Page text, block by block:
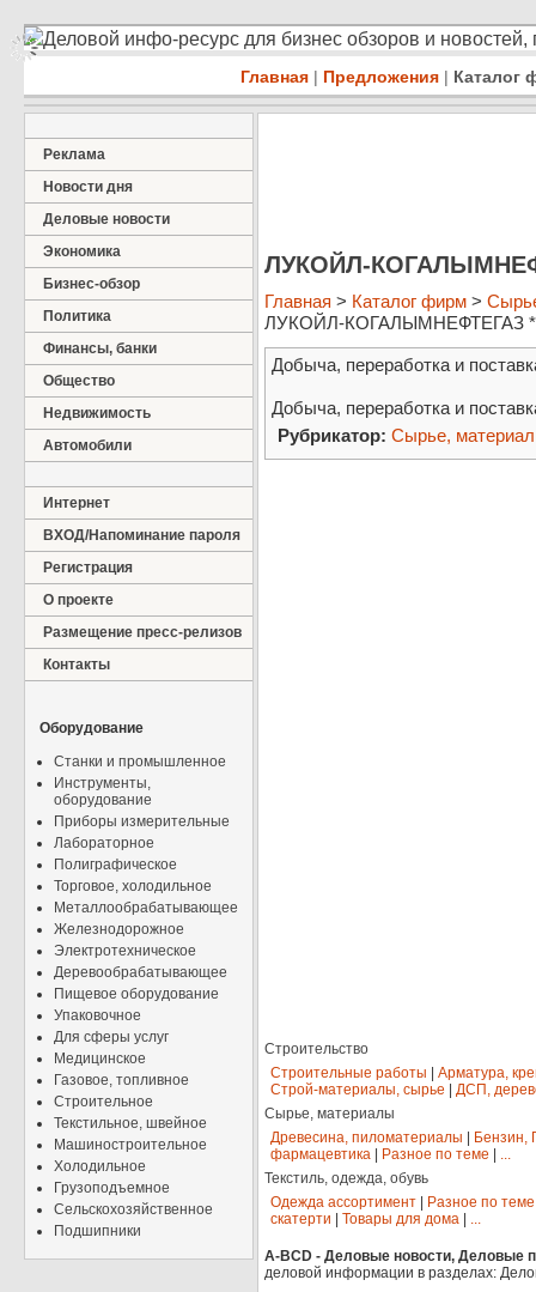
Деловой инфо-ресурс для бизнес обзоров и
Главная | Предложения | Каталог
Реклама
Новости дня
Деловые новости
Экономика
Бизнес-обзор
Политика
Финансы, банки
Общество
Недвижимость
Автомобили
Интернет
ВХОД/Напоминание пароля
Регистрация
О проекте
Размещение пресс-релизов
Контакты
Оборудование
Станки и промышленное
Инструменты,
оборудование
Приборы измерительные
Лабораторное
Полиграфическое
Торговое, холодильное
Металлообрабатывающее
Железнодорожное
Электротехническое
Деревообрабатывающее
Пищевое оборудование
Упаковочное
Для сферы услуг
Медицинское
Газовое, топливное
Строительное
Текстильное, швейное
Машиностроительное
Холодильное
Грузоподъемное
Сельскохозяйственное
Подшипники
ЛУКОЙЛ-
Главная > Каталог фирм >
ЛУКОЙЛ-КОГАЛЫМНЕФТЕГАЗ
Добыча, переработка и
Добыча, переработка и
Рубрикатор: Сырье,
Строительство
Строительные работы
Арматура,
Строй-материалы, сырье
ДСП,
Сырье, материалы
Древесина, пиломатериалы
Бензин,
фармацевтика
Разное по теме
...
Текстиль, одежда, обувь
Одежда ассортимент
Разное по теме
скатерти
Товары для дома ...
A-BCD - Деловые новости, Деловые
деловой информации в разделах: